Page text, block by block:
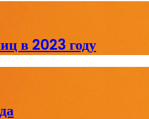
в 2023 году